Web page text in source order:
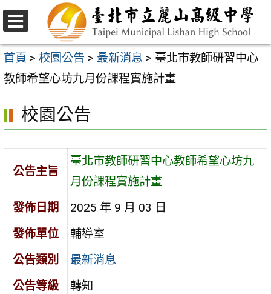
跳
至
主
要
容
區
選
單
首頁 > 校園公告 > 最新消息 > 臺北市教師研習中心
教師希望心坊九月份課程實施計畫
校園公告
公告主旨
臺北市教師研習中心教師希望心坊九
月份課程實施計畫
發佈日期
2025 年 9 月 03 日
發佈單位
輔導室
公告類別
最新消息
公告等級
轉知